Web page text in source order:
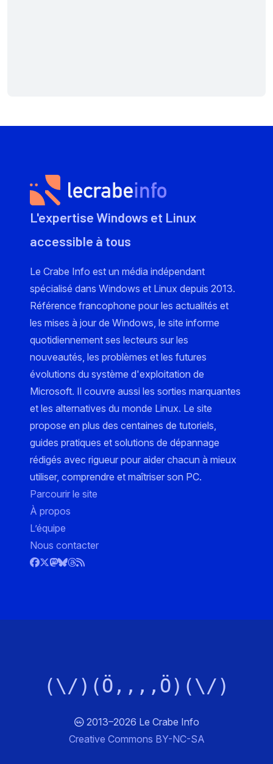
L'expertise Windows et Linux
accessible à tous
Le Crabe Info est un média indépendant
spécialisé dans Windows et Linux depuis 2013.
Référence francophone pour les actualités et
les mises à jour de Windows, le site informe
quotidiennement ses lecteurs sur les
nouveautés, les problèmes et les futures
évolutions du système d'exploitation de
Microsoft. Il couvre aussi les sorties marquantes
et les alternatives du monde Linux. Le site
propose en plus des centaines de tutoriels,
guides pratiques et solutions de dépannage
rédigés avec rigueur pour aider chacun à mieux
utiliser, comprendre et maîtriser son PC.
Parcourir le site
À propos
L’équipe
Nous contacter
(\/)(Ö,,,,Ö)(\/)
2013–2026 Le Crabe Info
Creative Commons BY-NC-SA